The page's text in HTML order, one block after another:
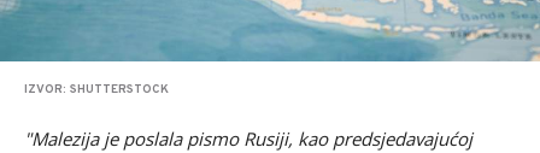
IZVOR: SHUTTERSTOCK
"Malezija je poslala pismo Rusiji, kao predsjedavajućoj